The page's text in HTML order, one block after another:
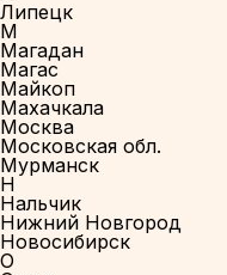
Липецк
М
Магадан
Магас
Майкоп
Махачкала
Москва
Московская обл.
Мурманск
Н
Нальчик
Нижний Новгород
Новосибирск
О